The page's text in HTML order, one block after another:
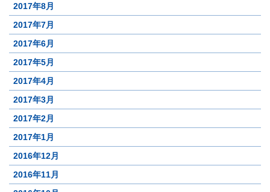
2017年8月
2017年7月
2017年6月
2017年5月
2017年4月
2017年3月
2017年2月
2017年1月
2016年12月
2016年11月